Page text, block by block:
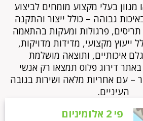
מגוון בעלי מקצוע מומחים לביצוע
גבוהה – כולל ייצור והתקנה
פרגולות ומעקות בהתאמה
ייעוץ מקצועי, מדידות מדויקות,
איכותיים, ותוצאה מושלמת
דירוג פלוס תמצאו רק אנשי
– עם אחריות מלאה ושירות בגובה
העיניים.
פי 2 אלומיניום